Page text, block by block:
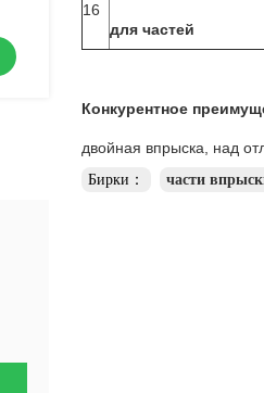
16
для частей
Конкурентное
двойная впрыска, над
Бирки： части